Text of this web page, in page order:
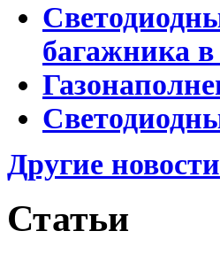
багажника
Другие новости
Статьи